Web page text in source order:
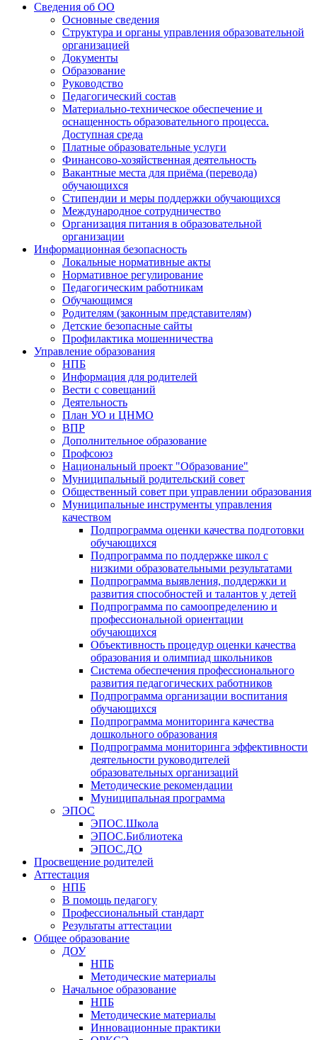
Сведения об ОО
Основные сведения
Структура и органы управления образовательной
организацией
Документы
Образование
Руководство
Педагогический состав
Материально-техническое обеспечение и
оснащенность образовательного процесса.
Доступная среда
Платные образовательные услуги
Финансово-хозяйственная деятельность
Вакантные места для приёма (перевода)
обучающихся
Стипендии и меры поддержки обучающихся
Международное сотрудничество
Организация питания в образовательной
организации
Информационная безопасность
Локальные нормативные акты
Нормативное регулирование
Педагогическим работникам
Обучающимся
Родителям (законным представителям)
Детские безопасные сайты
Профилактика мошенничества
Управление образования
НПБ
Информация для родителей
Вести с совещаний
Деятельность
План УО и ЦНМО
ВПР
Дополнительное образование
Профсоюз
Национальный проект "Образование"
Муниципальный родительский совет
Общественный совет при управлении образования
Муниципальные инструменты управления
качеством
Подпрограмма оценки качества подготовки
обучающихся
Подпрограмма по поддержке школ с
низкими образовательными результатами
Подпрограмма выявления, поддержки и
развития способностей и талантов у детей
Подпрограмма по самоопределению и
профессиональной ориентации
обучающихся
Объективность процедур оценки качества
образования и олимпиад школьников
Система обеспечения профессионального
развития педагогических работников
Подпрограмма организации воспитания
обучающихся
Подпрограмма мониторинга качества
дошкольного образования
Подпрограмма мониторинга эффективности
деятельности руководителей
образовательных организаций
Методические рекомендации
Муниципальная программа
ЭПОС
ЭПОС.Школа
ЭПОС.Библиотека
ЭПОС.ДО
Просвещение родителей
Аттестация
НПБ
В помощь педагогу
Профессиональный стандарт
Результаты аттестации
Общее образование
ДОУ
НПБ
Методические материалы
Начальное образование
НПБ
Методические материалы
Инновационные практики